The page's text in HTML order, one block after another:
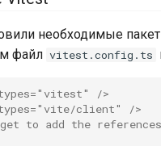
необходимые
файл vitest.config.ts
/>
client" />
to add the references